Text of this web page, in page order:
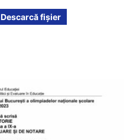
Descarcă fișier